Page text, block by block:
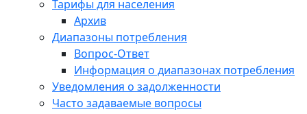
Тарифы для населения
Архив
Диапазоны потребления
Вопрос-Ответ
Информация о диапазонах потребления
Уведомления о задолженности
Часто задаваемые вопросы